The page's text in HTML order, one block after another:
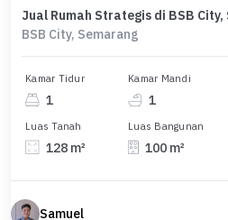
Jual Rumah Strategis di BSB City,
BSB City, Semarang
Kamar Tidur
1
Kamar Mandi
1
Luas Tanah
128 m²
Luas Bangunan
100 m²
Samuel